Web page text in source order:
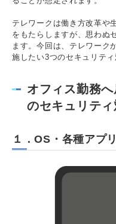
テレワークは働き方改革や
をもたらしますが、思わぬ
ます。今回は、テレワーク
施したい3つのセキュリティ
オフィス勤務
のセキュリテ
１．OS・各種アプ